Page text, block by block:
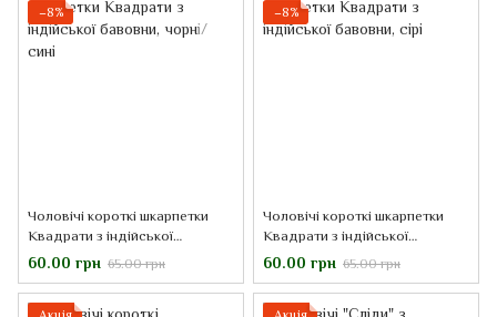
−8%
Чоловічі короткі шкарпетки
Квадрати з індійської
бавовни, чорні/сині
60.00 грн 65.00 грн
−8%
Чоловічі короткі шкарпетки
Квадрати з індійської
бавовни, сірі
60.00 грн 65.00 грн